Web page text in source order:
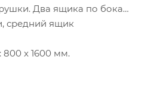
Два ящика по бокам
средний ящик
800 x 1600 мм.